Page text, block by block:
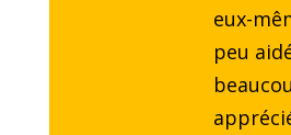
eux-
peu